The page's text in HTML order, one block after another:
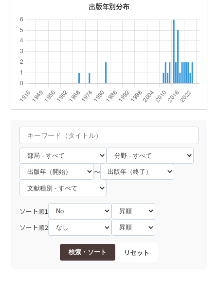
出版年別分布
～
ソート順1
ソート順2
検索・ソート リセット